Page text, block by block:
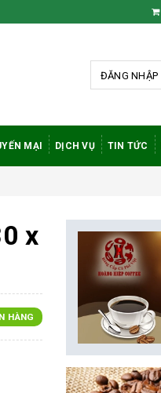
ĐĂNG NHẬP
MẠI DỊCH VỤ TIN TỨC
x
HÀNG